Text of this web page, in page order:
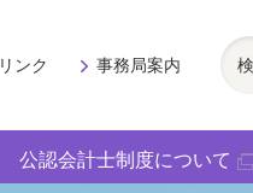
公認会計士制度について
リンク 事務局案内